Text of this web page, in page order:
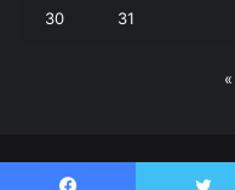
30 31
© Copyright 2026, All